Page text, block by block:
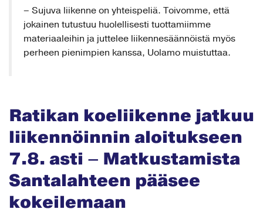
jokainen tutustuu huolellisesti tuottamiimme
materiaaleihin ja juttelee liikennesäännöistä myös
perheen pienimpien kanssa, Uolamo muistuttaa.
Ratikan koeliikenne jatkuu
liikennöinnin aloitukseen
7.8. asti – Matkustamista
Santalahteen pääsee
kokeilemaan